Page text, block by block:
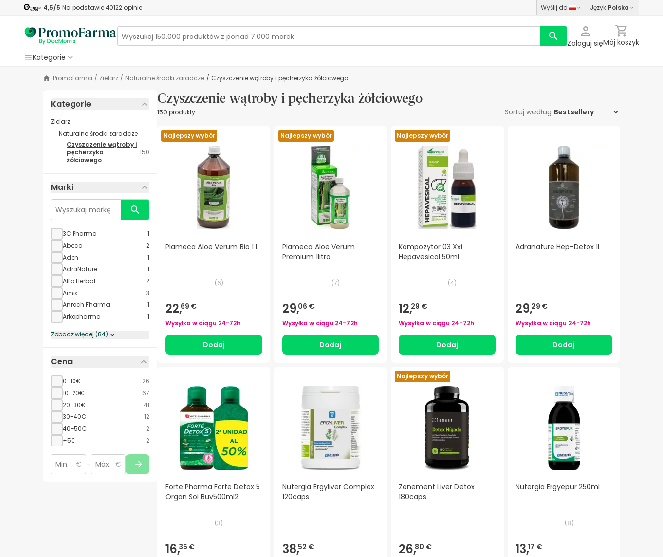
4,5/5 Na podstawie40122 opinie Wyślij do: Język:Polska
Zaloguj sięMój koszyk
Kategorie
PromoFarma / Zielarz / Naturalne środki zaradcze / Czyszczenie wątroby i pęcherzyka żółciowego
Kategorie
Zielarz
Naturalne środki zaradcze
Czyszczenie wątroby i
pęcherzyka
żółciowego
150
Marki
3C Pharma
1
Aboca
2
Aden
1
AdraNature
1
Alfa Herbal
2
Amix
3
Anroch Fharma
1
Arkopharma
1
Zobacz więcej (84)
Cena
0-10€
26
10-20€
67
20-30€
41
30-40€
12
40-50€
2
+50
2
€ – €
Czyszczenie wątroby i pęcherzyka żółciowego
150 produkty Sortuj według
Najlepszy wybór
Plameca Aloe Verum Bio 1 L
(6)
22,69 €
Wysyłka w ciągu 24-72h
Dodaj
Najlepszy wybór
Plameca Aloe Verum
Premium 1litro
(7)
29,06 €
Wysyłka w ciągu 24-72h
Dodaj
Najlepszy wybór
Kompozytor 03 Xxi
Hepavesical 50ml
(4)
12,29 €
Wysyłka w ciągu 24-72h
Dodaj
Adranature Hep-Detox 1L
29,29 €
Wysyłka w ciągu 24-72h
Dodaj
Forte Pharma Forte Detox 5
Organ Sol Buv500ml2
(3)
16,36 €
Nutergia Ergyliver Complex
120caps
38,52 €
Najlepszy wybór
Zenement Liver Detox
180caps
26,80 €
Nutergia Ergyepur 250ml
(8)
13,17 €